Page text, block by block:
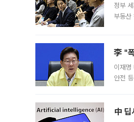
정부
부동산
李 "
이재명
안전
中 딥